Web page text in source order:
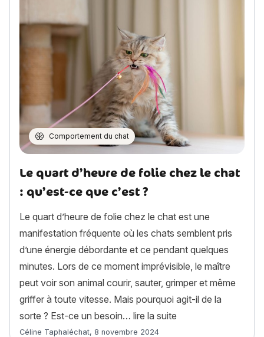
Comportement du chat
Le quart d’heure de folie chez le chat
: qu’est-ce que c’est ?
Le quart d’heure de folie chez le chat est une
manifestation fréquente où les chats semblent pris
d’une énergie débordante et ce pendant quelques
minutes. Lors de ce moment imprévisible, le maître
peut voir son animal courir, sauter, grimper et même
griffer à toute vitesse. Mais pourquoi agit-il de la
sorte ? Est-ce un besoin… lire la suite
Article rédigé par
Céline Taphaléchat, 8 novembre 2024